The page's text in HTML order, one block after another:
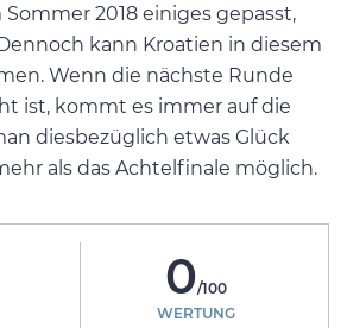
2018 einiges gepasst,
kann Kroatien in diesem
Wenn die nächste Runde
ist, kommt es immer auf die
diesbezüglich etwas Glück
als das Achtelfinale möglich.
0/100
WERTUNG